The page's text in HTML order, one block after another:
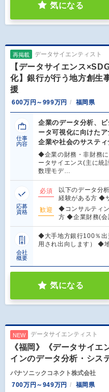
気になる
再掲載 データサイエンティスト
【データサイエンス
化】銀行が行う地方創生
援
600万円～999万円 福岡県
仕事
内容
企業のデータ分析、
ータ可視化に向けた
企業や社会のサステ
◆企業の財務・非財務
ータサイエンス(主に統
数理モデ…
応募
資格
必須
以下のデータ分
経験がある方 ◆
歓迎
◆コンサルティ
方 ◆企業財務(
会社
概要
◆大手地方銀行100％出
用され出向します） ◆
気になる
NEW データサイエンティスト
《福岡》《データサイエ
インのデータ分析・シ
パナソニックコネクト株式会社
700万円～949万円
福岡県